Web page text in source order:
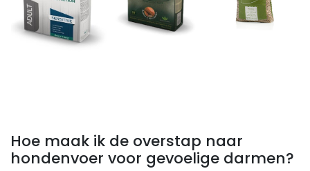
Hoe maak ik de overstap naar
hondenvoer voor gevoelige darmen?